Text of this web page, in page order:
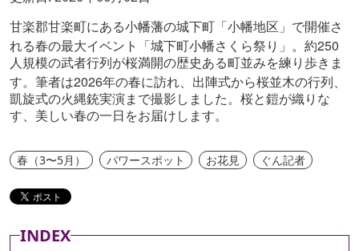
甘楽郡甘楽町にある小幡藩の城下町「小幡地区」で開催さ
れる春の最大イベント「城下町小幡さくら祭り」。約250
人規模の武者行列が桜満開の歴史ある町並みを練り歩きま
す。筆者は2026年の春に訪れ、出陣式から桜並木の行列、
凱旋式の火縄銃実演まで撮影しました。桜と鎧が織りな
す、美しい春の一日をお届けします。
春（3〜5月） パワースポット お花見 ぐん記者
INDEX